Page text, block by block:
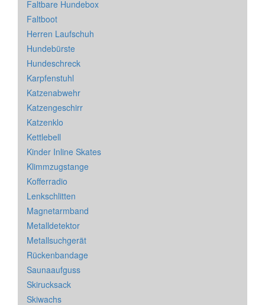
Faltbare Hundebox
Faltboot
Herren Laufschuh
Hundebürste
Hundeschreck
Karpfenstuhl
Katzenabwehr
Katzengeschirr
Katzenklo
Kettlebell
Kinder Inline Skates
Klimmzugstange
Kofferradio
Lenkschlitten
Magnetarmband
Metalldetektor
Metallsuchgerät
Rückenbandage
Saunaaufguss
Skirucksack
Skiwachs